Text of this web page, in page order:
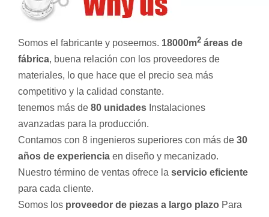
Somos el fabricante y poseemos. 18000m2 áreas de
fábrica, buena relación con los proveedores de
materiales, lo que hace que el precio sea más
competitivo y la calidad constante.
tenemos más de 80 unidades Instalaciones
avanzadas para la producción.
Contamos con 8 ingenieros superiores con más de 30
años de experiencia en diseño y mecanizado.
Nuestro término de ventas ofrece la servicio eficiente
para cada cliente.
Somos los proveedor de piezas a largo plazo Para